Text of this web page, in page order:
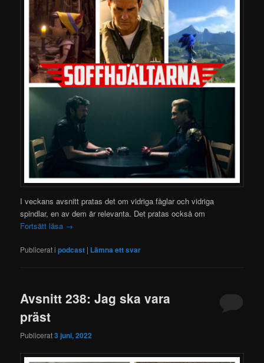
I veckans avsnitt pratas det om vidriga fåglar och vidriga
spindlar, en av dem är relevanta. Det pratas också om
Fortsätt läsa →
Publicerat i podcast | Lämna ett svar
Avsnitt 238: Jag ska vara
präst
Publicerat3 juni, 2022